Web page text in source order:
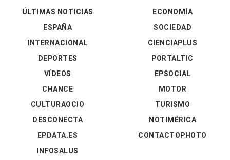
ÚLTIMAS NOTICIAS
ESPAÑA
INTERNACIONAL
DEPORTES
VÍDEOS
ECONOMÍA
SOCIEDAD
CIENCIAPLUS
PORTALTIC
EPSOCIAL
CHANCE
CULTURAOCIO
DESCONECTA
EPDATA.ES
INFOSALUS
MOTOR
TURISMO
NOTIMÉRICA
CONTACTOPHOTO